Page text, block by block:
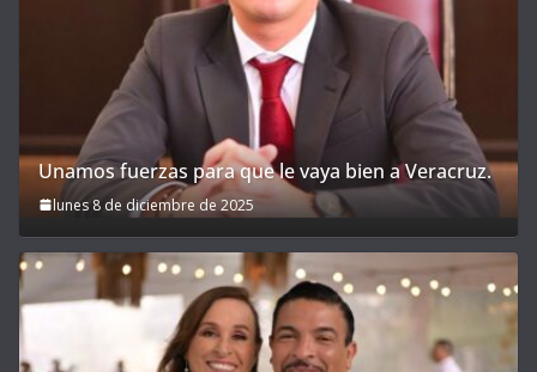
Unamos fuerzas para que le vaya bien a Veracruz.
lunes 8 de diciembre de 2025